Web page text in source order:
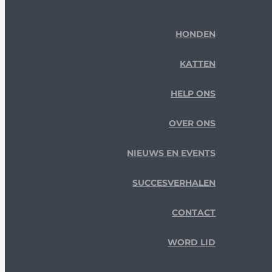
HONDEN
KATTEN
HELP ONS
OVER ONS
NIEUWS EN EVENTS
SUCCESVERHALEN
CONTACT
WORD LID